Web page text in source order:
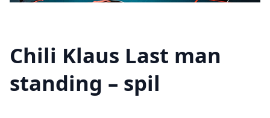
Chili Klaus Last man
standing – spil